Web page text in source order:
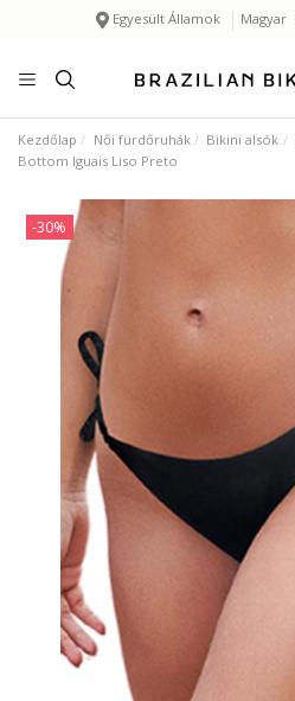
Egyesült Államok Magyar
Kezdőlap Női fürdőruhák Bikini alsók
Bottom Iguais Liso Preto
-30%